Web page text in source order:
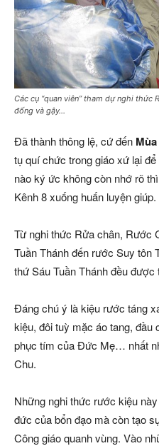
Các cụ “quan viên” tham dự nghi thức
đống và gậy…
Đã thành thông lệ, cứ đến
tụ quí chức trong giáo xứ lại
nào ký ức không còn nhớ rõ
Kênh 8 xuống huấn luyện giúp.
Từ nghi thức Rửa chân, Rước
Tuần Thánh đến rước Suy tôn
thứ Sáu Tuần Thánh đều được
Đáng chú ý là kiệu rước táng
kiệu, đôi tuỳ mặc áo tang,
phục tím của Đức Mẹ… nhất
Chu.
Những nghi thức rước kiệu
đức của bổn đạo mà còn tạo
Công giáo quanh vùng. Vào